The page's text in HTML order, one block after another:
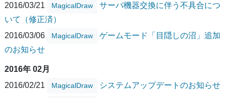
2016/03/21
MagicalDraw
サーバ機器交換に伴う不具合につ
いて（修正済）
2016/03/06
MagicalDraw
ゲームモード「目隠しの沼」追加
のお知らせ
2016年 02月
2016/02/21
MagicalDraw システムアップデートのお知らせ